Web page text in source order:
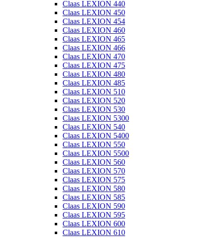
Claas LEXION 440
Claas LEXION 450
Claas LEXION 454
Claas LEXION 460
Claas LEXION 465
Claas LEXION 466
Claas LEXION 470
Claas LEXION 475
Claas LEXION 480
Claas LEXION 485
Claas LEXION 510
Claas LEXION 520
Claas LEXION 530
Claas LEXION 5300
Claas LEXION 540
Claas LEXION 5400
Claas LEXION 550
Claas LEXION 5500
Claas LEXION 560
Claas LEXION 570
Claas LEXION 575
Claas LEXION 580
Claas LEXION 585
Claas LEXION 590
Claas LEXION 595
Claas LEXION 600
Claas LEXION 610